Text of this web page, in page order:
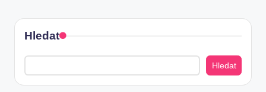
Hledat
Hledat